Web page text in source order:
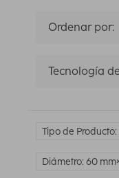
Ordenar por:
Tecnología
Tipo de
Diámetro: 60 mm